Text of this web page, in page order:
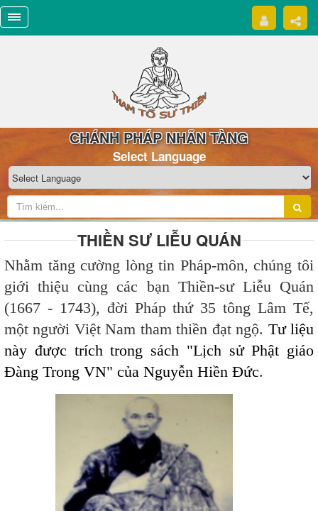
CHÁNH PHÁP NHÃN TÀNG
Select Language
THIỀN SƯ LIỄU QUÁN
Nhằm tăng cường lòng tin Pháp-môn, chúng tôi
giới thiệu cùng các bạn Thiền-sư Liễu Quán
(1667 - 1743), đời Pháp thứ 35 tông Lâm Tế,
một người Việt Nam tham thiền đạt ngộ. Tư liệu
này được trích trong sách "Lịch sử Phật giáo
Đàng Trong VN" của Nguyễn Hiền Đức.